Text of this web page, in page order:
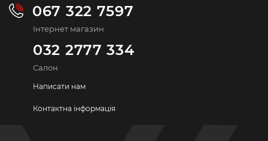
067 322 7597
Інтернет магазин
032 2777 334
Салон
Написати нам
Контактна інформація